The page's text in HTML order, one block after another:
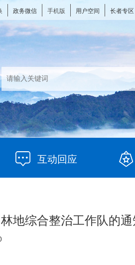
政务微信 手机版 用户空间 长者专区
互动回应
地综合整治工作队的通